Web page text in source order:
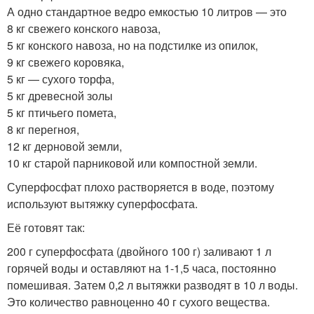
А одно стандартное ведро емкостью 10 литров — это
8 кг свежего конского навоза,
5 кг конского навоза, но на подстилке из опилок,
9 кг свежего коровяка,
5 кг — сухого торфа,
5 кг древесной золы
5 кг птичьего помета,
8 кг перегноя,
12 кг дерновой земли,
10 кг старой парниковой или компостной земли.
Суперфосфат плохо растворяется в воде, поэтому
используют вытяжку суперфосфата.
Её готовят так:
200 г суперфосфата (двойного 100 г) заливают 1 л
горячей воды и оставляют на 1-1,5 часа, постоянно
помешивая. Затем 0,2 л вытяжки разводят в 10 л воды.
Это количество равноценно 40 г сухого вещества.